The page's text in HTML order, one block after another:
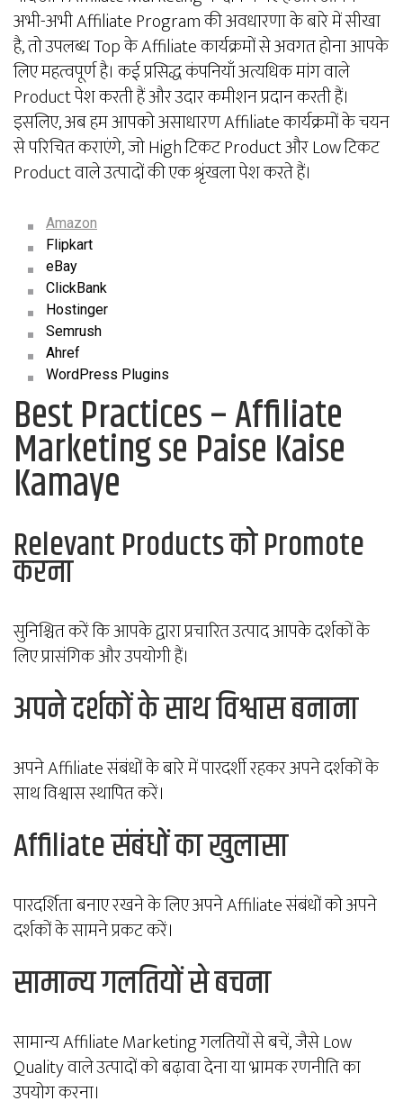
अभी-अभी Affiliate Program की अवधारणा के बारे में सीखा
है, तो उपलब्ध Top के Affiliate कार्यक्रमों से अवगत होना आपके
लिए महत्वपूर्ण है। कई प्रसिद्ध कंपनियाँ अत्यधिक मांग वाले
Product पेश करती हैं और उदार कमीशन प्रदान करती हैं।
इसलिए, अब हम आपको असाधारण Affiliate कार्यक्रमों के चयन
से परिचित कराएंगे, जो High टिकट Product और Low टिकट
Product वाले उत्पादों की एक श्रृंखला पेश करते हैं।
Amazon
Flipkart
eBay
ClickBank
Hostinger
Semrush
Ahref
WordPress Plugins
Best Practices – Affiliate
Marketing se Paise Kaise
Kamaye
Relevant Products को Promote
करना
सुनिश्चित करें कि आपके द्वारा प्रचारित उत्पाद आपके दर्शकों के
लिए प्रासंगिक और उपयोगी हैं।
अपने दर्शकों के साथ विश्वास बनाना
अपने Affiliate संबंधों के बारे में पारदर्शी रहकर अपने दर्शकों के
साथ विश्वास स्थापित करें।
Affiliate संबंधों का खुलासा
पारदर्शिता बनाए रखने के लिए अपने Affiliate संबंधों को अपने
दर्शकों के सामने प्रकट करें।
सामान्य गलतियों से बचना
सामान्य Affiliate Marketing गलतियों से बचें, जैसे Low
Quality वाले उत्पादों को बढ़ावा देना या भ्रामक रणनीति का
उपयोग करना।